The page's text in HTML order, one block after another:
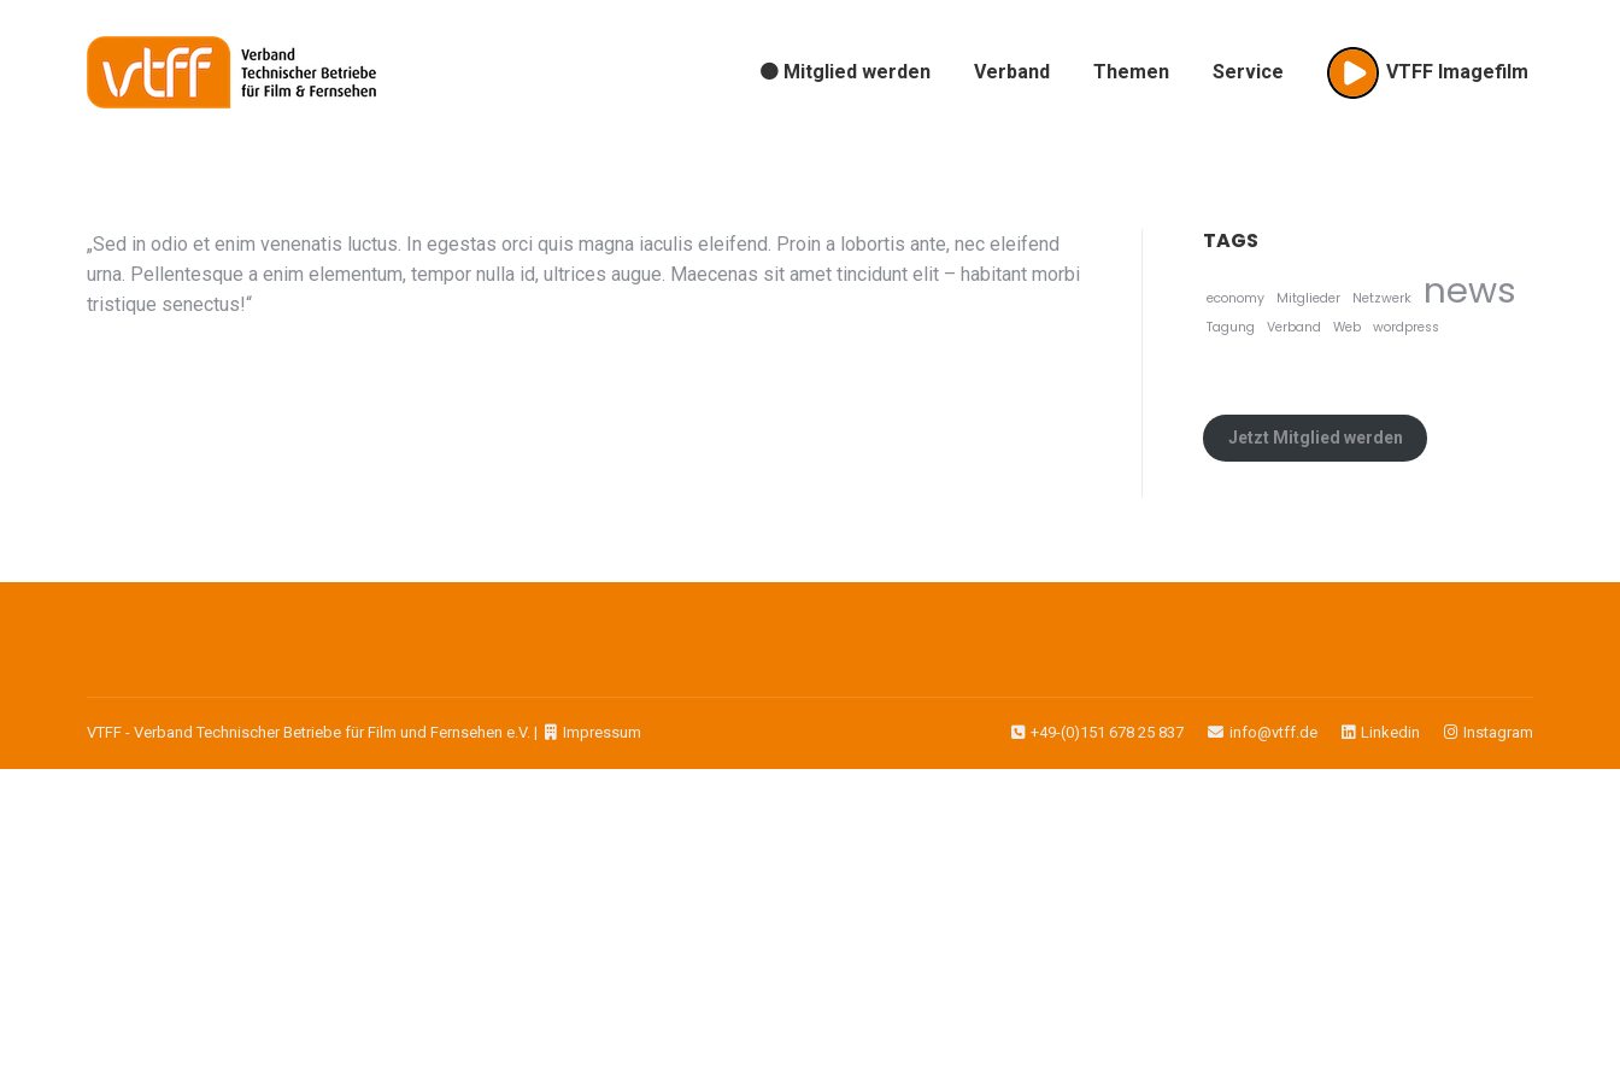
🟠 Mitglied werden Verband Themen Service VTFF Imagefilm
„Sed in odio et enim venenatis luctus. In egestas orci quis magna iaculis eleifend. Proin a lobortis ante, nec eleifend
urna. Pellentesque a enim elementum, tempor nulla id, ultrices augue. Maecenas sit amet tincidunt elit – habitant morbi
tristique senectus!“
TAGS
economy Mitglieder Netzwerk news
Tagung Verband Web wordpress
Jetzt Mitglied werden
VTFF - Verband Technischer Betriebe für Film und Fernsehen e.V. | Impressum +49-(0)151 678 25 837 info@vtff.de Linkedin Instagram